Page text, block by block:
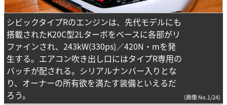
シビックタイプRのエンジンは、先代モデルにも
搭載されたK20C型2Lターボをベースに各部がリ
ファインされ、243kW(330ps)／420N・mを発
生する。エアコン吹き出し口にはタイプR専用の
バッチが配される。シリアルナンバー入りとな
り、オーナーの所有欲を満たす装備といえるだ
ろう。
(画像 No.1/24)